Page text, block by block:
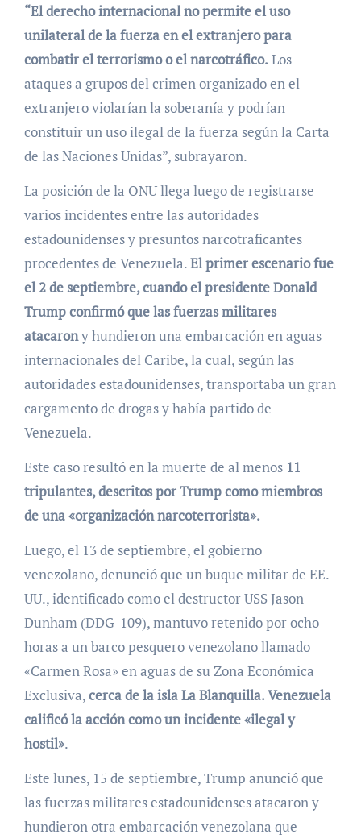
“El derecho internacional no permite el uso
unilateral de la fuerza en el extranjero para
combatir el terrorismo o el narcotráfico. Los
ataques a grupos del crimen organizado en el
extranjero violarían la soberanía y podrían
constituir un uso ilegal de la fuerza según la Carta
de las Naciones Unidas”, subrayaron.
La posición de la ONU llega luego de registrarse
varios incidentes entre las autoridades
estadounidenses y presuntos narcotraficantes
procedentes de Venezuela.El primer escenario fue
el 2 de septiembre, cuando el presidente Donald
Trump confirmó que las fuerzas militares
atacarony hundieron una embarcación en aguas
internacionales del Caribe, la cual, según las
autoridades estadounidenses, transportaba un gran
cargamento de drogas y había partido de
Venezuela.
Este caso resultó en la muerte de al menos 11
tripulantes, descritos por Trump como miembros
de una «organización narcoterrorista».
Luego, el 13 de septiembre, el gobierno
venezolano, denunció que un buque militar de EE.
UU., identificado como el destructor USS Jason
Dunham (DDG-109), mantuvo retenido por ocho
horas a un barco pesquero venezolano llamado
«Carmen Rosa» en aguas de su Zona Económica
Exclusiva,cerca de la isla La Blanquilla. Venezuela
calificó la acción como un incidente «ilegal y
hostil».
Este lunes, 15 de septiembre, Trump anunció que
las fuerzas militares estadounidenses atacaron y
hundieron otra embarcación venezolana que